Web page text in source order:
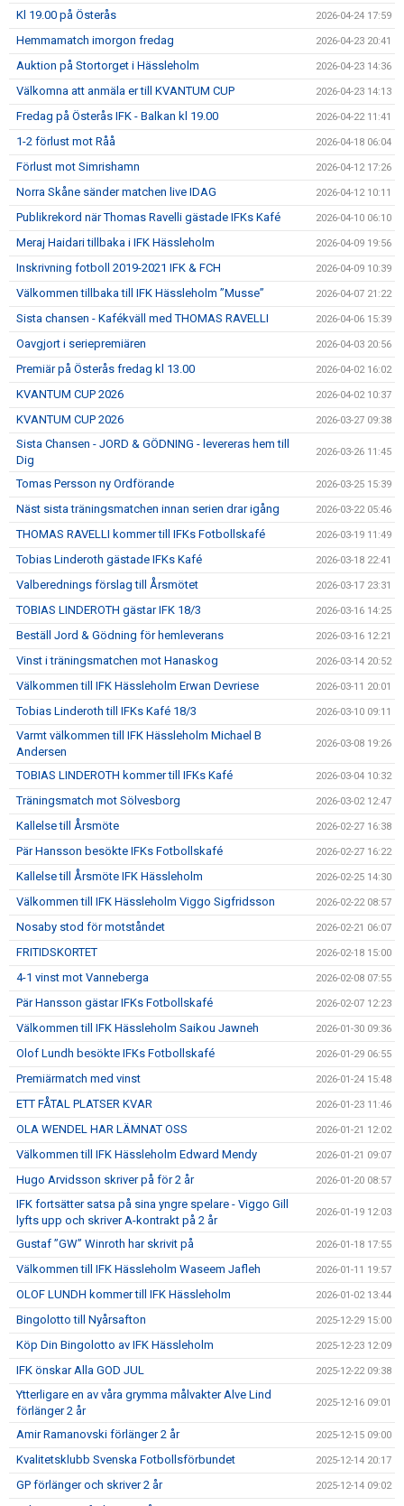
Kl 19.00 på Österås 2026-04-24 17:59
Hemmamatch imorgon fredag 2026-04-23 20:41
Auktion på Stortorget i Hässleholm 2026-04-23 14:36
Välkomna att anmäla er till KVANTUM CUP 2026-04-23 14:13
Fredag på Österås IFK - Balkan kl 19.00 2026-04-22 11:41
1-2 förlust mot Råå 2026-04-18 06:04
Förlust mot Simrishamn 2026-04-12 17:26
Norra Skåne sänder matchen live IDAG 2026-04-12 10:11
Publikrekord när Thomas Ravelli gästade IFKs Kafé 2026-04-10 06:10
Meraj Haidari tillbaka i IFK Hässleholm 2026-04-09 19:56
Inskrivning fotboll 2019-2021 IFK & FCH 2026-04-09 10:39
Välkommen tillbaka till IFK Hässleholm ”Musse” 2026-04-07 21:22
Sista chansen - Kafékväll med THOMAS RAVELLI 2026-04-06 15:39
Oavgjort i seriepremiären 2026-04-03 20:56
Premiär på Österås fredag kl 13.00 2026-04-02 16:02
KVANTUM CUP 2026 2026-04-02 10:37
KVANTUM CUP 2026 2026-03-27 09:38
Sista Chansen - JORD & GÖDNING - levereras hem till
Dig
2026-03-26 11:45
Tomas Persson ny Ordförande 2026-03-25 15:39
Näst sista träningsmatchen innan serien drar igång 2026-03-22 05:46
THOMAS RAVELLI kommer till IFKs Fotbollskafé 2026-03-19 11:49
Tobias Linderoth gästade IFKs Kafé 2026-03-18 22:41
Valberednings förslag till Årsmötet 2026-03-17 23:31
TOBIAS LINDEROTH gästar IFK 18/3 2026-03-16 14:25
Beställ Jord & Gödning för hemleverans 2026-03-16 12:21
Vinst i träningsmatchen mot Hanaskog 2026-03-14 20:52
Välkommen till IFK Hässleholm Erwan Devriese 2026-03-11 20:01
Tobias Linderoth till IFKs Kafé 18/3 2026-03-10 09:11
Varmt välkommen till IFK Hässleholm Michael B
Andersen
2026-03-08 19:26
TOBIAS LINDEROTH kommer till IFKs Kafé 2026-03-04 10:32
Träningsmatch mot Sölvesborg 2026-03-02 12:47
Kallelse till Årsmöte 2026-02-27 16:38
Pär Hansson besökte IFKs Fotbollskafé 2026-02-27 16:22
Kallelse till Årsmöte IFK Hässleholm 2026-02-25 14:30
Välkommen till IFK Hässleholm Viggo Sigfridsson 2026-02-22 08:57
Nosaby stod för motståndet 2026-02-21 06:07
FRITIDSKORTET 2026-02-18 15:00
4-1 vinst mot Vanneberga 2026-02-08 07:55
Pär Hansson gästar IFKs Fotbollskafé 2026-02-07 12:23
Välkommen till IFK Hässleholm Saikou Jawneh 2026-01-30 09:36
Olof Lundh besökte IFKs Fotbollskafé 2026-01-29 06:55
Premiärmatch med vinst 2026-01-24 15:48
ETT FÅTAL PLATSER KVAR 2026-01-23 11:46
OLA WENDEL HAR LÄMNAT OSS 2026-01-21 12:02
Välkommen till IFK Hässleholm Edward Mendy 2026-01-21 09:07
Hugo Arvidsson skriver på för 2 år 2026-01-20 08:57
IFK fortsätter satsa på sina yngre spelare - Viggo Gill
lyfts upp och skriver A-kontrakt på 2 år
2026-01-19 12:03
Gustaf ”GW” Winroth har skrivit på 2026-01-18 17:55
Välkommen till IFK Hässleholm Waseem Jafleh 2026-01-11 19:57
OLOF LUNDH kommer till IFK Hässleholm 2026-01-02 13:44
Bingolotto till Nyårsafton 2025-12-29 15:00
Köp Din Bingolotto av IFK Hässleholm 2025-12-23 12:09
IFK önskar Alla GOD JUL 2025-12-22 09:38
Ytterligare en av våra grymma målvakter Alve Lind
förlänger 2 år
2025-12-16 09:01
Amir Ramanovski förlänger 2 år 2025-12-15 09:00
Kvalitetsklubb Svenska Fotbollsförbundet 2025-12-14 20:17
GP förlänger och skriver 2 år 2025-12-14 09:02